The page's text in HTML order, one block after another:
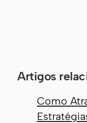
Artigos
Como